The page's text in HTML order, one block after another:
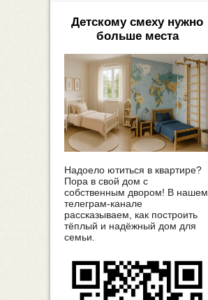
Детскому смеху нужно
больше места
Надоело ютиться в квартире?
Пора в свой дом с
собственным двором! В нашем
телеграм-канале
рассказываем, как построить
тёплый и надёжный дом для
семьи.